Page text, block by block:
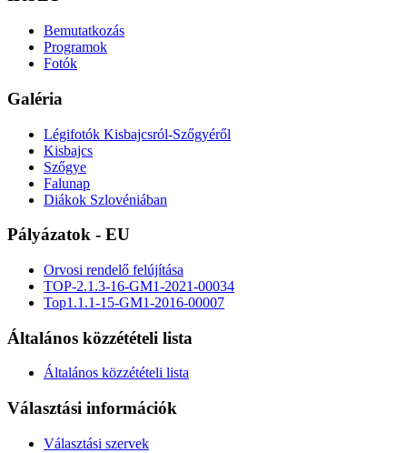
Bemutatkozás
Programok
Fotók
Galéria
Légifotók Kisbajcsról-Szőgyéről
Kisbajcs
Szőgye
Falunap
Diákok Szlovéniában
Pályázatok - EU
Orvosi rendelő felújítása
TOP-2.1.3-16-GM1-2021-00034
Top1.1.1-15-GM1-2016-00007
Általános közzétételi lista
Általános közzétételi lista
Választási információk
Választási szervek